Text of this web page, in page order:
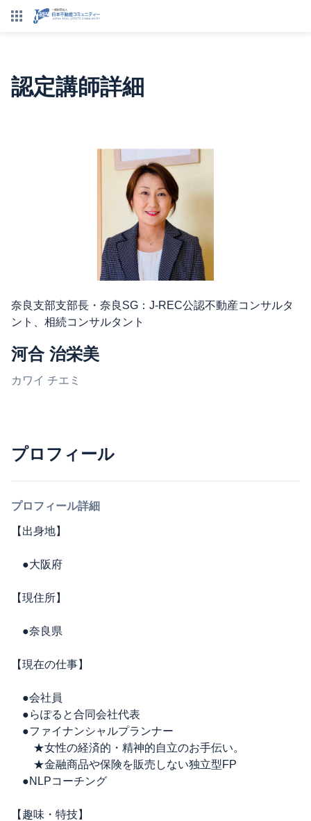
認定講師詳細
奈良支部支部長・奈良SG：J-REC公認不動産コンサルタ
ント、相続コンサルタント
河合 治栄美
カワイ チエミ
プロフィール
プロフィール詳細
【出身地】
●大阪府
【現住所】
●奈良県
【現在の仕事】
●会社員
●らぽると合同会社代表
●ファイナンシャルプランナー
★女性の経済的・精神的自立のお手伝い。
★金融商品や保険を販売しない独立型FP
●NLPコーチング
【趣味・特技】